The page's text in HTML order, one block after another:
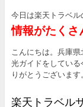
今日は楽天トラベ
情報がたくさ
こんにちは。兵庫
光ガイドをしてい
りがとうございます。
楽天トラベル